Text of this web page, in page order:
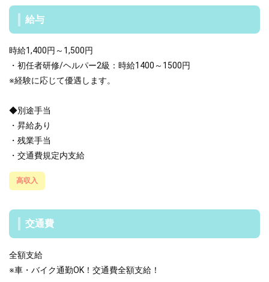
給与
時給1,400円～1,500円
・初任者研修/ヘルパー2級：時給1400～1500円
※経験に応じて優遇します。
◆別途手当
・昇給あり
・残業手当
・交通費規定内支給
高収入
交通費
全額支給
※車・バイク通勤OK！交通費全額支給！